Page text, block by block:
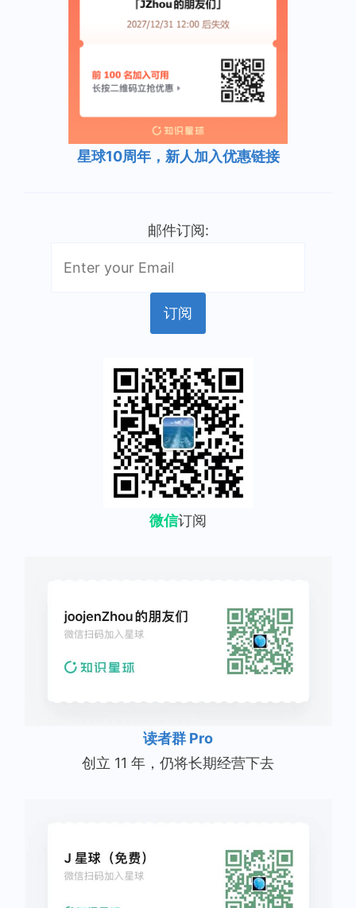
星球10周年，新人加入优惠链接
邮件订阅:
微信订阅
读者群 Pro
创立 11 年，仍将长期经营下去